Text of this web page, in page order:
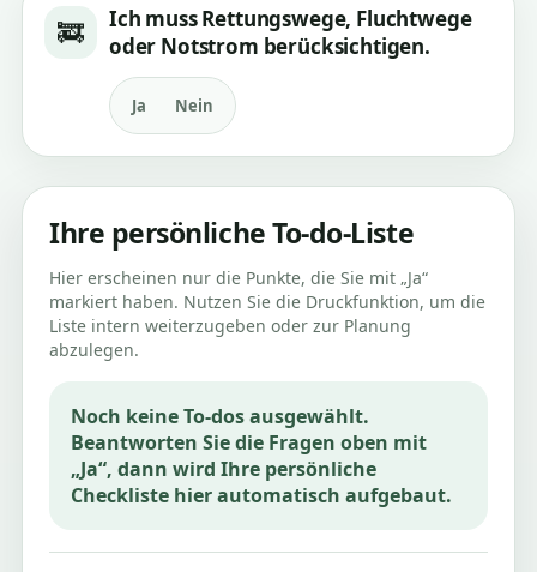
🚒
Ich muss Rettungswege, Fluchtwege
oder Notstrom berücksichtigen.
Ja Nein
Ihre persönliche To-do-Liste
Hier erscheinen nur die Punkte, die Sie mit „Ja“
markiert haben. Nutzen Sie die Druckfunktion, um die
Liste intern weiterzugeben oder zur Planung
abzulegen.
Noch keine To-dos ausgewählt.
Beantworten Sie die Fragen oben mit
„Ja“, dann wird Ihre persönliche
Checkliste hier automatisch aufgebaut.